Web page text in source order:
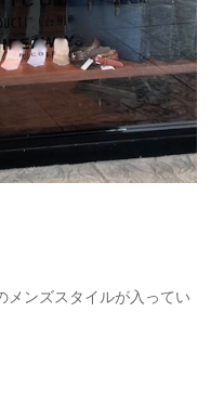
メンズスタイルが入ってい